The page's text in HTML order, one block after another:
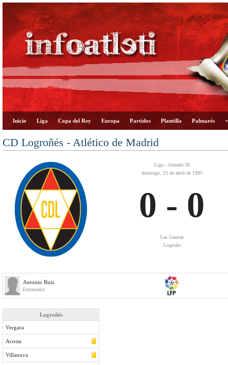
Inicio Liga Copa del Rey Europa Partidos Plantilla Palmarés
CD Logroñés - Atlético de Madrid
Liga - Jornada 30
domingo, 23 de abril de 1995
0 - 0
Las Gaunas
Logroño
Antonio Ruiz
Entrenador
Logroñés
Vergara
Acosta
Villanova